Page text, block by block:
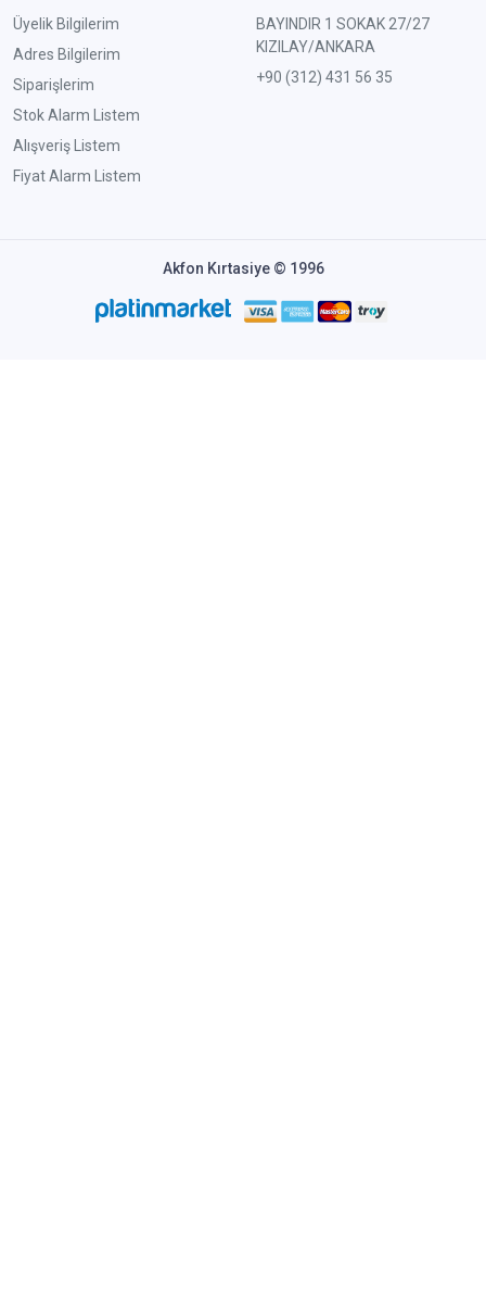
Üyelik Bilgilerim
Adres Bilgilerim
Siparişlerim
Stok Alarm Listem
Alışveriş Listem
Fiyat Alarm Listem
BAYINDIR 1 SOKAK 27/27
KIZILAY/ANKARA
+90 (312) 431 56 35
Akfon Kırtasiye © 1996